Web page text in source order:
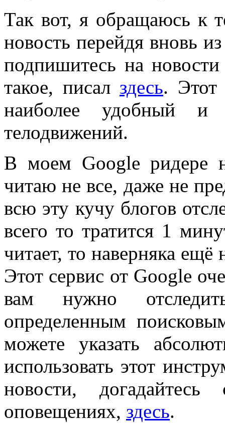
Так вот, я обращаюсь к
новость перейдя вновь
подпишитесь на
такое, писал здесь. Этот
наиболее удобный и
телодвижений.
В моем Google ридере
читаю не все, даже не
всю эту кучу блогов
всего то тратится 1
читает, то наверняка
Этот сервис от Google
вам нужно
определенным
можете указать
использовать этот
новости,
оповещениях, здесь.